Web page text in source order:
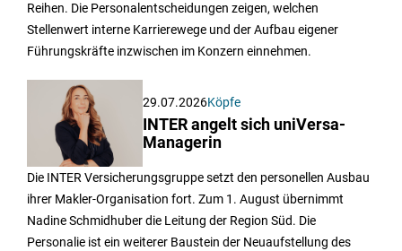
Reihen. Die Personalentscheidungen zeigen, welchen
Stellenwert interne Karrierewege und der Aufbau eigener
Führungskräfte inzwischen im Konzern einnehmen.
29.07.2026Köpfe
INTER angelt sich uniVersa-
Managerin
Die INTER Versicherungsgruppe setzt den personellen Ausbau
ihrer Makler-Organisation fort. Zum 1. August übernimmt
Nadine Schmidhuber die Leitung der Region Süd. Die
Personalie ist ein weiterer Baustein der Neuaufstellung des